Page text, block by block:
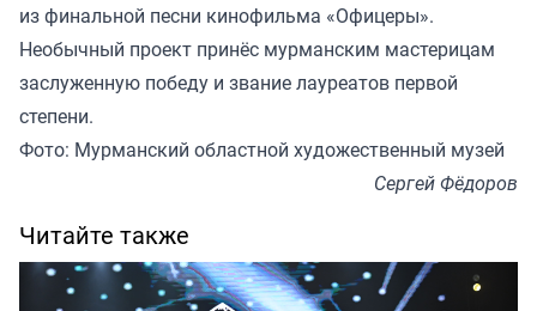
из финальной песни кинофильма «Офицеры».
Необычный проект принёс мурманским мастерицам
заслуженную победу и звание лауреатов первой
степени.
Фото: Мурманский областной художественный музей
Сергей Фёдоров
Читайте также